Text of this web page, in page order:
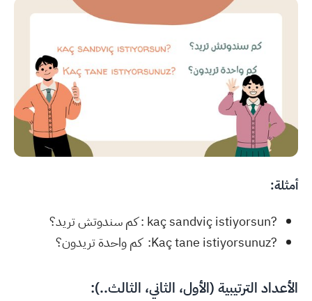
أمثلة:
?kaç sandviç istiyorsun : كم سندوتش تريد؟
?Kaç tane istiyorsunuz: كم واحدة تريدون؟
الأعداد الترتيبية (الأول، الثاني، الثالث..):